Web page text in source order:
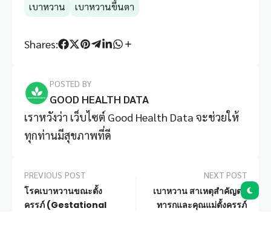
เบาหวาน
เบาหวานขึ้นตา
Shares:
POSTED BY
GOOD HEALTH DATA
เราหวังว่า เว็บไซต์ Good Health Data จะช่วยให้
ทุกท่านมีสุขภาพที่ดี
PREVIOUS POST
โรคเบาหวานขณะตั้ง
ครรภ์ (Gestational
NEXT POST
เบาหวาน สาเหตุสำคัญต่อ
ทารกและคุณแม่ตั้งครรภ์